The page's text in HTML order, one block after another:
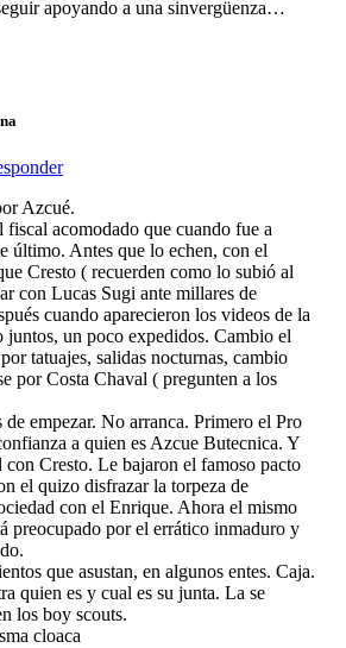
apoyando a una sinvergüenza…
Azcué.
fiscal acomodado que cuando fue a
último. Antes que lo echen, con el
Cresto ( recuerden como lo subió al
con Lucas Sugi ante millares de
cuando aparecieron los videos de la
juntos, un poco expedidos. Cambio el
tatuajes, salidas nocturnas, cambio
por Costa Chaval ( pregunten a los
de empezar. No arranca. Primero el Pro
a quien es Azcue Butecnica. Y
con Cresto. Le bajaron el famoso pacto
el quizo disfrazar la torpeza de
con el Enrique. Ahora el mismo
preocupado por el errático inmaduro y
que asustan, en algunos entes. Caja.
quien es y cual es su junta. La se
los boy scouts.
cloaca